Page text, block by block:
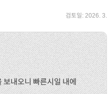
검토일:2026. 3.
내오니 빠른시일 내에